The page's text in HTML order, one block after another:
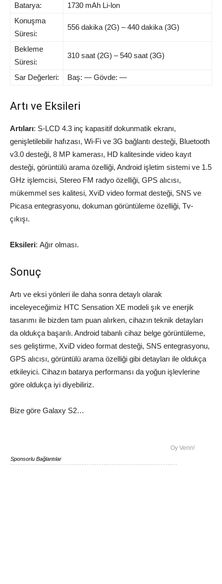
Batarya:
1730 mAh Li-lon
Konuşma
Süresi:
556 dakika (2G) – 440 dakika (3G)
Bekleme
Süresi:
310 saat (2G) – 540 saat (3G)
Sar Değerleri: Baş: — Gövde: —
Artı ve Eksileri
Artıları: S-LCD 4.3 inç kapasitif dokunmatik ekranı,
genişletilebilir hafızası, Wi-Fi ve 3G bağlantı desteği, Bluetooth
v3.0 desteği, 8 MP kamerası, HD kalitesinde video kayıt
desteği, görüntülü arama özelliği, Android işletim sistemi ve 1.5
GHz işlemcisi, Stereo FM radyo özelliği, GPS alıcısı,
mükemmel ses kalitesi, XviD video format desteği, SNS ve
Picasa entegrasyonu, dokuman görüntüleme özelliği, Tv-
çıkışı.
Eksileri: Ağır olması.
Sonuç
Artı ve eksi yönleri ile daha sonra detaylı olarak
inceleyeceğimiz HTC Sensation XE modeli şık ve enerjik
tasarımı ile bizden tam puan alırken, cihazın teknik detayları
da oldukça başarılı. Android tabanlı cihaz belge görüntüleme,
ses geliştirme, XviD video format desteği, SNS entegrasyonu,
GPS alıcısı, görüntülü arama özelliği gibi detayları ile oldukça
etkileyici. Cihazın batarya performansı da yoğun işlevlerine
göre oldukça iyi diyebiliriz.
Bize göre Galaxy S2…
Oy Verin!
Sponsorlu Bağlantılar